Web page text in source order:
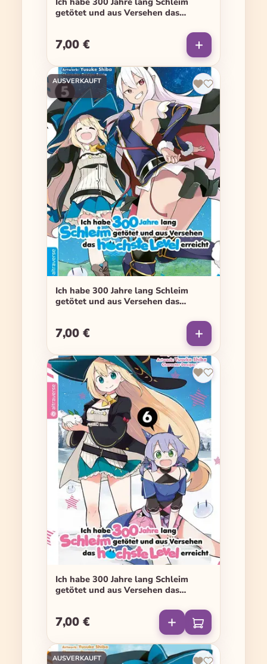
getötet und aus Versehen das
Regulärer Preis:
7,00 €
AUSVERKAUFT
Ich habe 300 Jahre lang Schleim
getötet und aus Versehen das
Regulärer Preis:
7,00 €
Ich habe 300 Jahre lang Schleim
getötet und aus Versehen das
Regulärer Preis:
7,00 €
AUSVERKAUFT